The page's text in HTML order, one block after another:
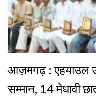
आज़मगढ़ : एहयाउल
सम्मान, 14 मेधावी